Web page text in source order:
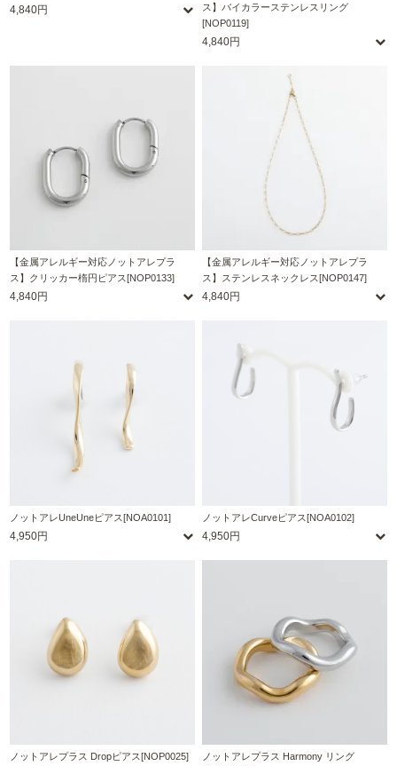
4,840円
ス】バイカラーステンレスリング
[NOP0119]
4,840円
【金属アレルギー対応ノットアレプラ
ス】クリッカー楕円ピアス[NOP0133]
4,840円
【金属アレルギー対応ノットアレプラ
ス】ステンレスネックレス[NOP0147]
4,840円
ノットアレUneUneピアス[NOA0101]
4,950円
ノットアレCurveピアス[NOA0102]
4,950円
ノットアレプラス Dropピアス[NOP0025]
ノットアレプラス Harmony リング